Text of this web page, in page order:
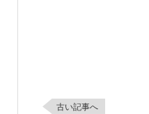
古い記事へ